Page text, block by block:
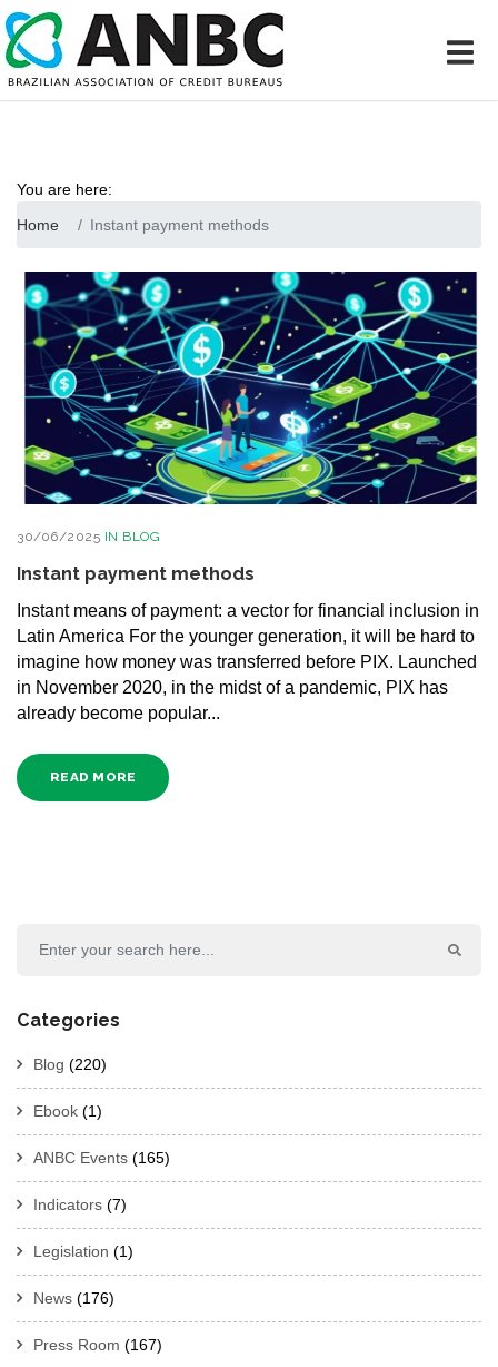
You are here:
Home
Instant payment methods
30/06/2025 IN BLOG
Instant payment methods
Instant means of payment: a vector for financial inclusion in
Latin America For the younger generation, it will be hard to
imagine how money was transferred before PIX. Launched
in November 2020, in the midst of a pandemic, PIX has
already become popular...
READ MORE
Categories
Blog (220)
Ebook (1)
ANBC Events (165)
Indicators (7)
Legislation (1)
News (176)
Press Room (167)